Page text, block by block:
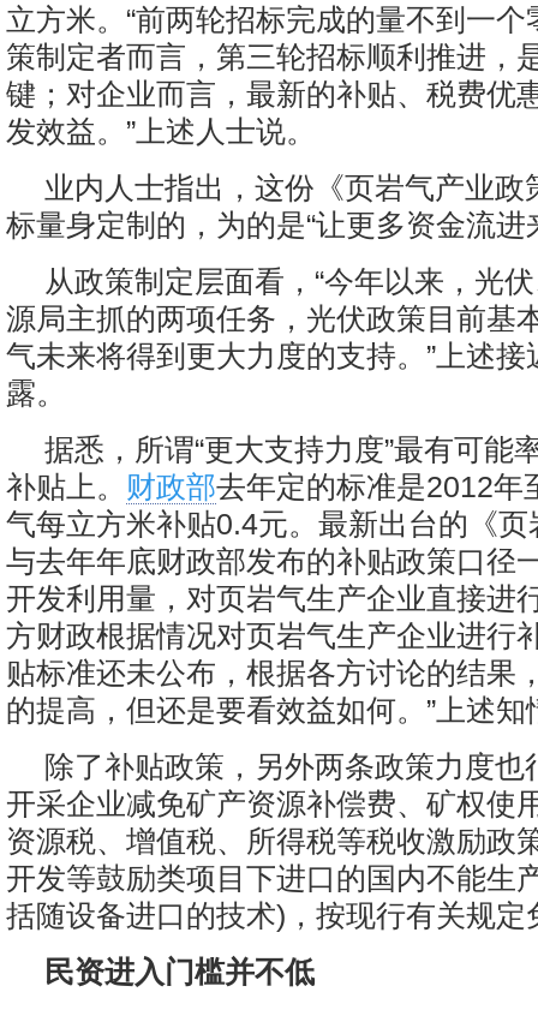
立方米。“前两轮招标完成的量不到一
策制定者而言，第三轮招标顺利推进，
键；对企业而言，最新的补贴、税费优
发效益。”上述人士说。
业内人士指出，这份《页岩气产业政
标量身定制的，为的是“让更多资金流进
从政策制定层面看，“今年以来，光
源局主抓的两项任务，光伏政策目前基
气未来将得到更大力度的支持。”上述
露。
据悉，所谓“更大支持力度”最有可能
补贴上。 财政部去年定的标准是2012年
气每立方米补贴0.4元。最新出台的《
与去年年底财政部发布的补贴政策口径
开发利用量，对页岩气生产企业直接进
方财政根据情况对页岩气生产企业进行
贴标准还未公布，根据各方讨论的结果
的提高，但还是要看效益如何。”上述
除了补贴政策，另外两条政策力度也
开采企业减免矿产资源补偿费、矿权使
资源税、增值税、所得税等税收激励政
开发等鼓励类项目下进口的国内不能生
括随设备进口的技术)，按现行有关规定
民资进入门槛并不低